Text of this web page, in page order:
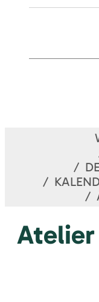
Atelier